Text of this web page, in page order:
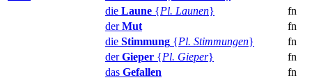
die Laune {Pl. Launen}
fn
derMut
fn
die Stimmung {Pl. Stimmungen}
fn
derGieper {Pl. Gieper}
fn
das Gefallen
fn